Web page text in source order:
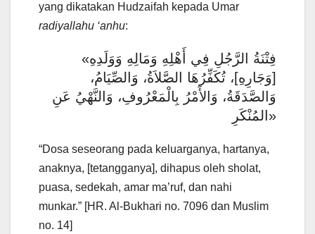
yang dikatakan Hudzaifah kepada Umar
radiyallahu ‘anhu:
«فِتْنَةُ الرَّجُلِ فِي أَهْلِهِ وَمَالِهِ وَوَلَدِهِ
[وَجَارِهِ]، تُكَفِّرُهَا الصَّلاَةُ، وَالصِّيَامُ،
وَالصَّدَقَةُ، وَالأَمْرُ بِالْمَعْرُوفِ، وَالنَّهْيُ عَنِ
المُنْكَرِ»
“Dosa seseorang pada keluarganya, hartanya,
anaknya, [tetangganya], dihapus oleh sholat,
puasa, sedekah, amar ma’ruf, dan nahi
munkar.” [HR. Al-Bukhari no. 7096 dan Muslim
no. 14]